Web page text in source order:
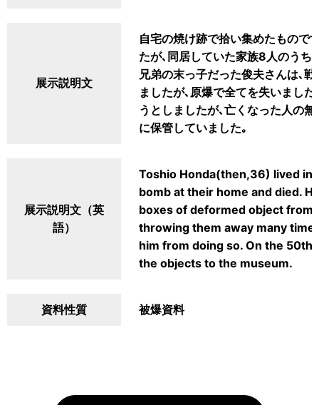
展示説明文
自宅の焼け跡で拾い集めたもので
たが､同居していた家族8人のうち
兄弟の末っ子だった俊夫さんは､
ましたが､原爆で全てを失いまし
うとしましたが､亡くなった人の
に保管していました｡
展示説明文（英
語）
Toshio Honda(then,36) lived in
bomb at their home and died.
boxes of deformed object from
throwing them away many
him from doing so. On the 50th
the objects to the museum.
資料性質 被爆資料